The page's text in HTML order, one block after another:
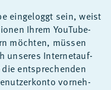
ein­ge­loggt sein, weist
Ih­rem YouTube-
möch­ten, müs­sen
un­se­res In­ter­net­auf­
ent­spre­chen­den
vor­neh­